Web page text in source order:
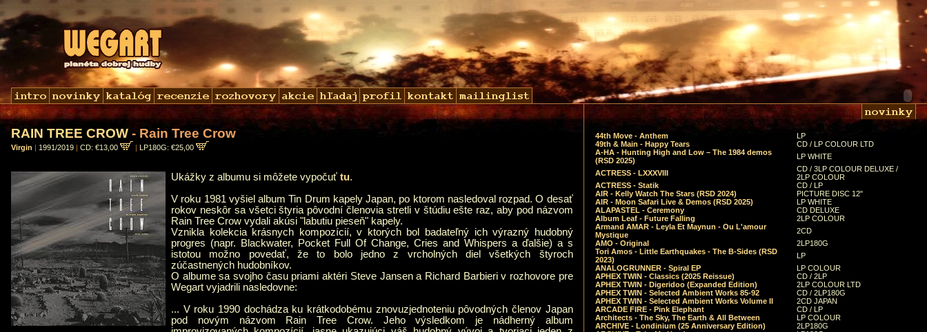
RAIN TREE CROW - Rain Tree Crow
Virgin | 1991/2019 | CD: €13,00 | LP180G: €25,00
Ukážky z albumu si môžete vypočuť tu.
V roku 1981 vyšiel album Tin Drum kapely Japan, po ktorom nasledoval rozpad. O desať
rokov neskôr sa všetci štyria pôvodní členovia stretli v štúdiu ešte raz, aby pod názvom
Rain Tree Crow vydali akúsi "labutiu pieseň" kapely.
Vznikla kolekcia krásnych kompozícií, v ktorých bol badateľný ich výrazný hudobný
progres (napr. Blackwater, Pocket Full Of Change, Cries and Whispers a ďalšie) a s
istotou možno povedať, že to bolo jedno z vrcholných diel všetkých štyroch
zúčastnených hudobníkov.
O albume sa svojho času priami aktéri Steve Jansen a Richard Barbieri v rozhovore pre
Wegart vyjadrili nasledovne:
... V roku 1990 dochádza ku krátkodobému znovuzjednoteniu pôvodných členov Japan
pod novým názvom Rain Tree Crow. Jeho výsledkom je nádherný album
44th Move - Anthem
LP
49th & Main - Happy Tears
CD / LP COLOUR LTD
A-HA - Hunting High and Low – The 1984 demos
(RSD 2025)
LP WHITE
ACTRESS - LXXXVIII
CD / 3LP COLOUR DELUXE /
2LP COLOUR
ACTRESS - Statik
CD / LP
AIR - Kelly Watch The Stars (RSD 2024)
PICTURE DISC 12"
AIR - Moon Safari Live & Demos (RSD 2025)
LP WHITE
ALAPASTEL - Ceremony
CD DELUXE
Album Leaf - Future Falling
2LP COLOUR
Armand AMAR - Leyla Et Maynun - Ou L'amour
Mystique
2CD
AMO - Original
2LP180G
Tori Amos - Little Earthquakes - The B-Sides (RSD
2023)
LP
ANALOGRUNNER - Spiral EP
LP COLOUR
APHEX TWIN - Classics (2025 Reissue)
CD / 2LP
APHEX TWIN - Digeridoo (Expanded Edition)
2LP COLOUR LTD
APHEX TWIN - Selected Ambient Works 85-92
CD / 2LP180G
APHEX TWIN - Selected Ambient Works Volume II
2CD JAPAN
ARCADE FIRE - Pink Elephant
CD / LP
Architects - The Sky, The Earth & All Between
LP COLOUR
ARCHIVE - Londinium (25 Anniversary Edition)
2LP180G